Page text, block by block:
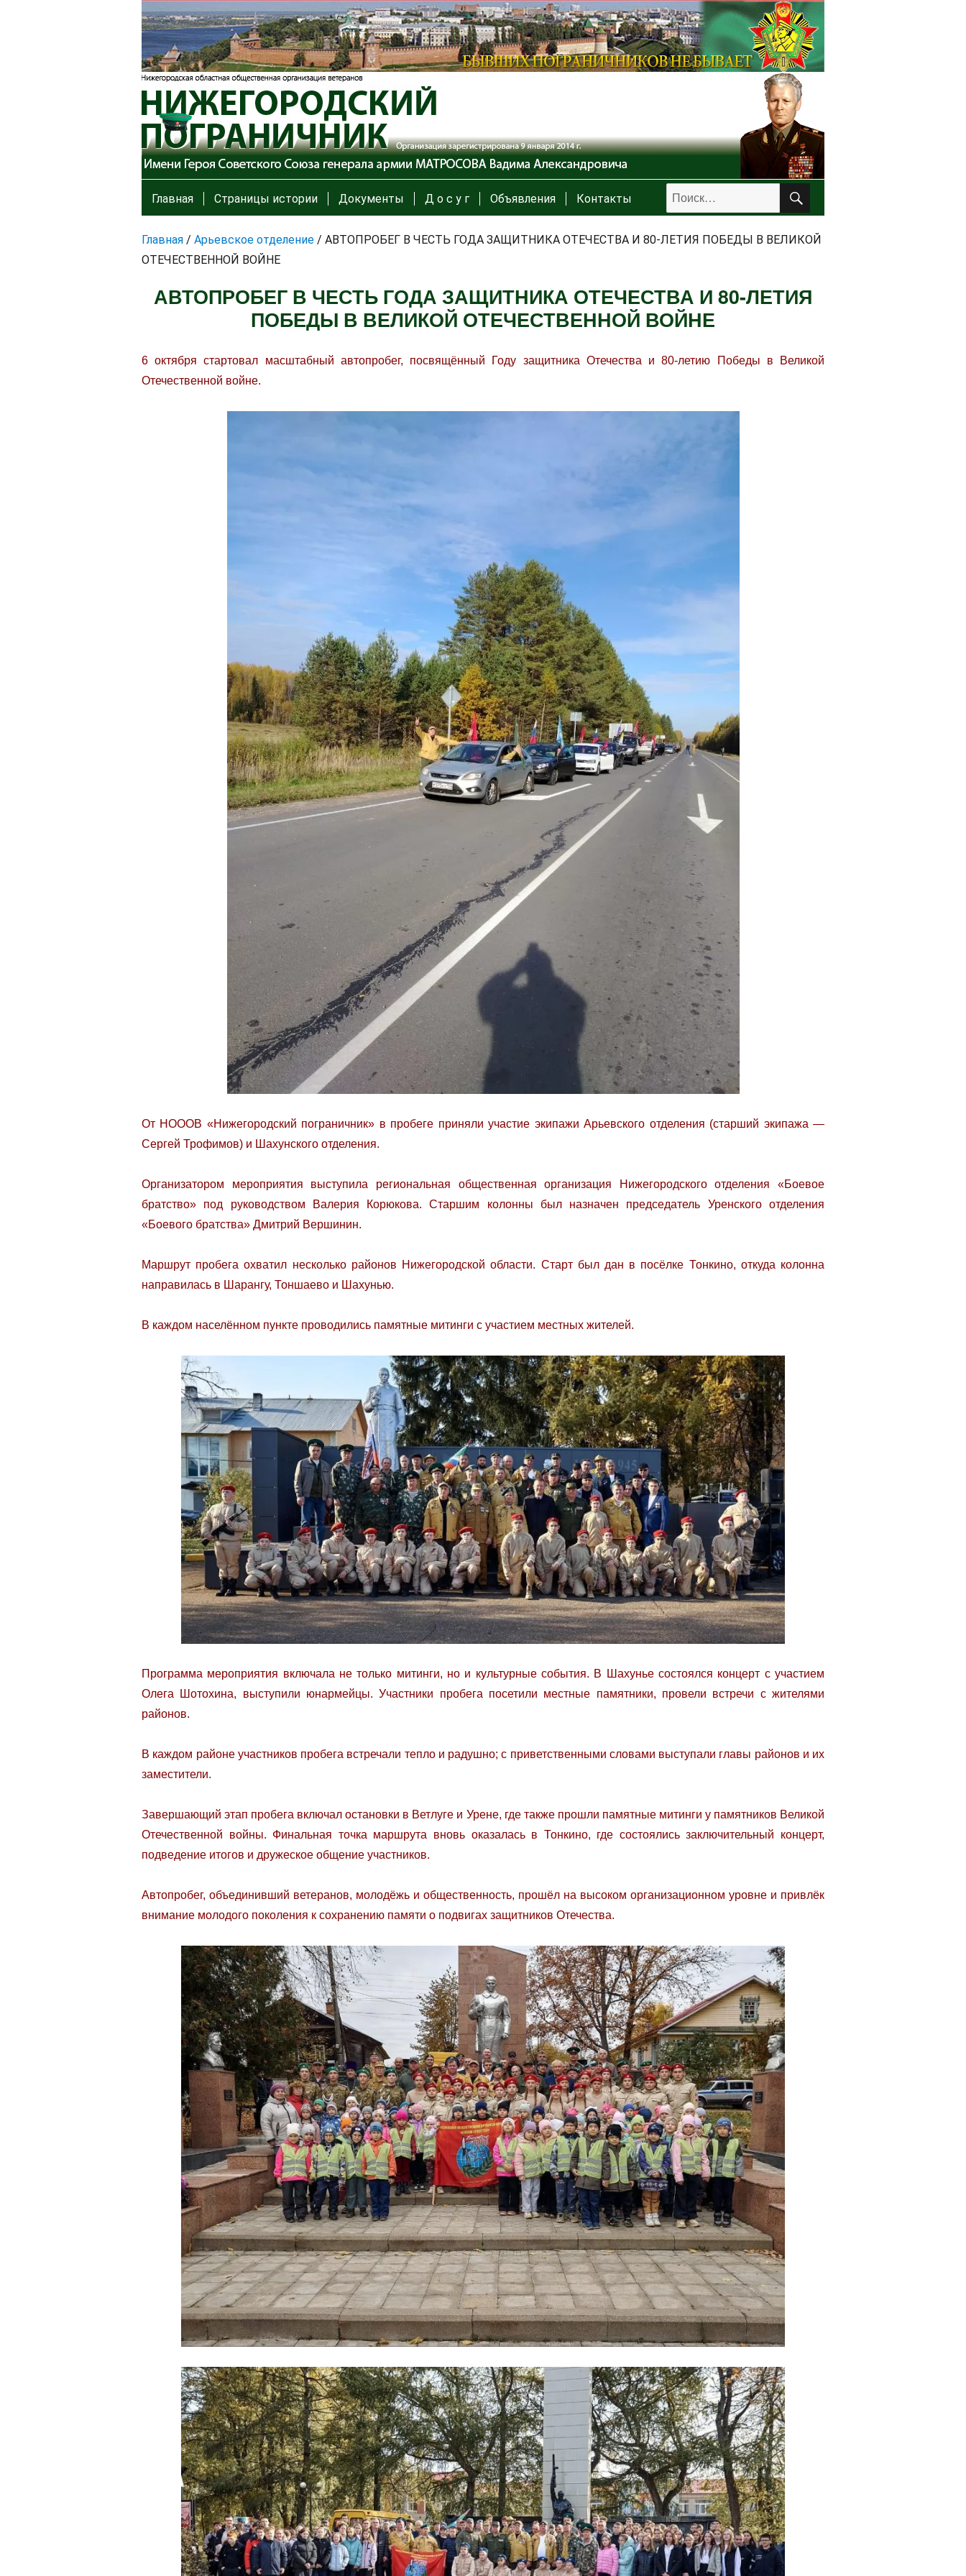
Искать: ПОИСК
Главная Страницы истории Документы Д о с у г Объявления Контакты
Главная / Арьевское отделение / АВТОПРОБЕГ В ЧЕСТЬ ГОДА ЗАЩИТНИКА ОТЕЧЕСТВА И 80-ЛЕТИЯ ПОБЕДЫ В ВЕЛИКОЙ
ОТЕЧЕСТВЕННОЙ ВОЙНЕ
АВТОПРОБЕГ В ЧЕСТЬ ГОДА ЗАЩИТНИКА ОТЕЧЕСТВА И 80-ЛЕТИЯ
ПОБЕДЫ В ВЕЛИКОЙ ОТЕЧЕСТВЕННОЙ ВОЙНЕ
6 октября стартовал масштабный автопробег, посвящённый Году защитника Отечества и 80‑летию Победы в Великой
Отечественной войне.
От НОООВ «Нижегородский пограничник» в пробеге приняли участие экипажи Арьевского отделения (старший экипажа —
Сергей Трофимов) и Шахунского отделения.
Организатором мероприятия выступила региональная общественная организация Нижегородского отделения «Боевое
братство» под руководством Валерия Корюкова. Старшим колонны был назначен председатель Уренского отделения
«Боевого братства» Дмитрий Вершинин.
Маршрут пробега охватил несколько районов Нижегородской области. Старт был дан в посёлке Тонкино, откуда колонна
направилась в Шарангу, Тоншаево и Шахунью.
В каждом населённом пункте проводились памятные митинги с участием местных жителей.
Программа мероприятия включала не только митинги, но и культурные события. В Шахунье состоялся концерт с участием
Олега Шотохина, выступили юнармейцы. Участники пробега посетили местные памятники, провели встречи с жителями
районов.
В каждом районе участников пробега встречали тепло и радушно; с приветственными словами выступали главы районов и их
заместители.
Завершающий этап пробега включал остановки в Ветлуге и Урене, где также прошли памятные митинги у памятников Великой
Отечественной войны. Финальная точка маршрута вновь оказалась в Тонкино, где состоялись заключительный концерт,
подведение итогов и дружеское общение участников.
Автопробег, объединивший ветеранов, молодёжь и общественность, прошёл на высоком организационном уровне и привлёк
внимание молодого поколения к сохранению памяти о подвигах защитников Отечества.